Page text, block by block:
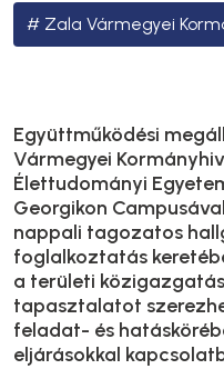
Zala Vármegyei
Együttműködési
Vármegyei
Élettudományi
Georgikon
nappali tagozatos
foglalkoztatás
a területi
tapasztalatot
feladat- és
eljárásokkal